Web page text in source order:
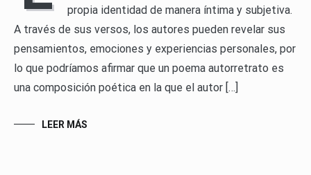
propia identidad de manera íntima y subjetiva.
A través de sus versos, los autores pueden revelar sus
pensamientos, emociones y experiencias personales, por
lo que podríamos afirmar que un poema autorretrato es
una composición poética en la que el autor […]
LEER MÁS